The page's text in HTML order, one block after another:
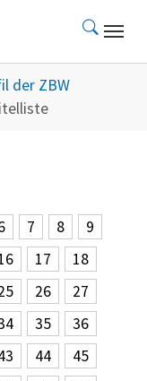
der ZBW
7 8
9
17
18
26
27
35
36
44
45